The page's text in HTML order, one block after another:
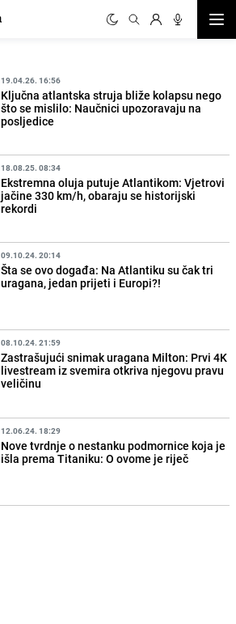
19.04.26. 16:56
Ključna atlantska struja bliže kolapsu nego
što se mislilo: Naučnici upozoravaju na
posljedice
18.08.25. 08:34
Ekstremna oluja putuje Atlantikom: Vjetrovi
jačine 330 km/h, obaraju se historijski
rekordi
09.10.24. 20:14
Šta se ovo događa: Na Atlantiku su čak tri
uragana, jedan prijeti i Europi?!
08.10.24. 21:59
Zastrašujući snimak uragana Milton: Prvi 4K
livestream iz svemira otkriva njegovu pravu
veličinu
12.06.24. 18:29
Nove tvrdnje o nestanku podmornice koja je
išla prema Titaniku: O ovome je riječ